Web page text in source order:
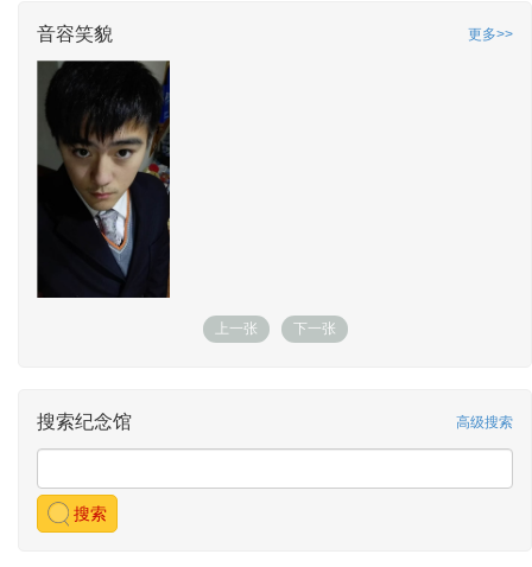
音容笑貌 更多>>
上一张 下一张
搜索纪念馆 高级搜索
搜索